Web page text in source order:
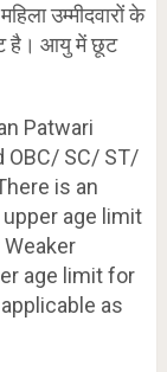
उम्मीदवारों के
है। आयु में छूट
Patwari
OBC/ SC/ ST/
is an
age limit
age limit for
as